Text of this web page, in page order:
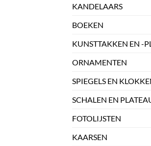
KANDELAARS
BOEKEN
KUNSTTAKKEN EN -
ORNAMENTEN
SPIEGELS EN
SCHALEN EN
FOTOLIJSTEN
KAARSEN